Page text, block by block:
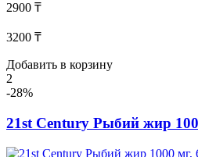
2900 ₸
3200 ₸
Добавить в корзину
2
-28%
21st Century Рыбий жир